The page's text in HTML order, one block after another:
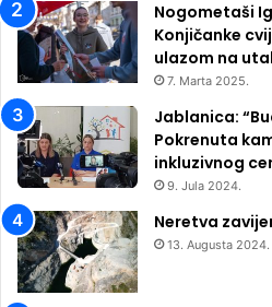
Nogometaši
Konjičanke
ulazom na
7. Marta 2025.
Jablanica:
Pokrenuta
inkluzivnog
9. Jula 2024.
Neretva
13. Augusta 2024.